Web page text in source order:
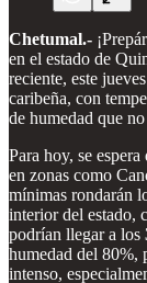
Chetumal.-
en el estado de
reciente, este
caribeña, con
de humedad que
Para hoy, se
en zonas como
mínimas rondarán
interior del estado,
podrían llegar a los
humedad del 80%,
intenso,